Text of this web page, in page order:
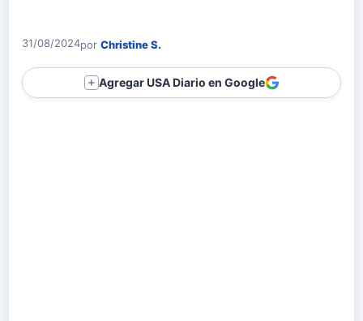
31/08/2024por Christine S.
＋ Agregar USA Diario en Google